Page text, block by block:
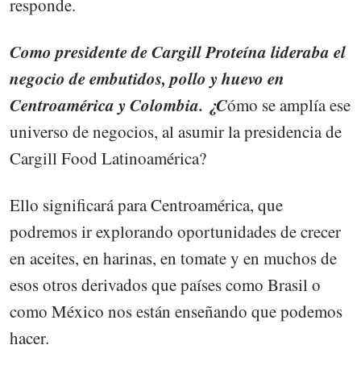
responde.
Como presidente de Cargill Proteína lideraba el
negocio de embutidos, pollo y huevo en
Centroamérica y Colombia. ¿Cómo se amplía ese
universo de negocios, al asumir la presidencia de
Cargill Food Latinoamérica?
Ello significará para Centroamérica, que
podremos ir explorando oportunidades de crecer
en aceites, en harinas, en tomate y en muchos de
esos otros derivados que países como Brasil o
como México nos están enseñando que podemos
hacer.